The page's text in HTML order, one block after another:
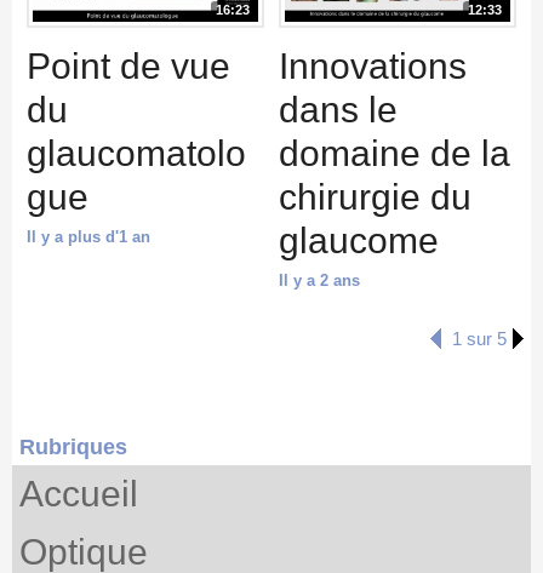
16:23
Point de vue
du
glaucomatolo
gue
Il y a plus d'1 an
12:33
Innovations
dans le
domaine de la
chirurgie du
glaucome
Il y a 2 ans
1 sur 5
Rubriques
Accueil
Optique